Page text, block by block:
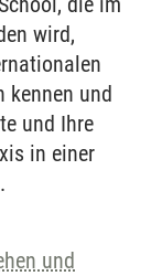
wird,
kennen und
und Ihre
in einer
und